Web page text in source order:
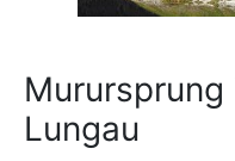
Lungau